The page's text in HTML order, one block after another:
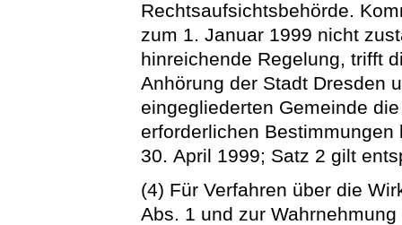
Rechtsaufsichtsbehörde.
zum 1. Januar 1999 nicht
hinreichende Regelung, trifft
Anhörung der Stadt Dresden
eingegliederten Gemeinde
erforderlichen
30. April 1999; Satz 2 gilt
(4) Für Verfahren über die
Abs. 1 und zur